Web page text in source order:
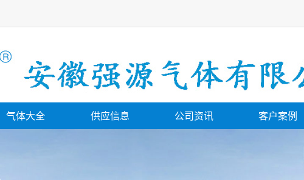
气体大全 供应信息 公司资讯 客户案例